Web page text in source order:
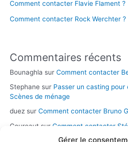
Gérer le
Comment contacter Flavie Flament ?
Comment contacter Rock Werchter ?
Commentaires récents
Bounaghla sur Comment contacter
Stephane sur Passer un casting
Scènes de ménage
duez sur Comment contacter Bruno
Coureaut sur Comment contacter